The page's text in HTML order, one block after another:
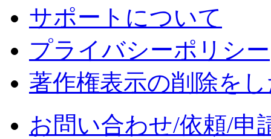
サポートについて
プライバシーポリシー
著作権表示の削除を
お問い合わせ/依頼/申